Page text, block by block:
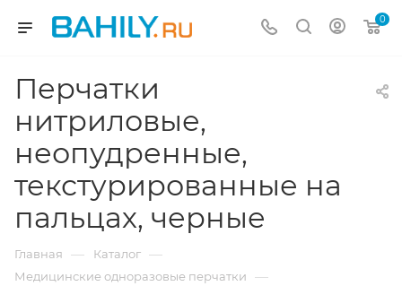
0
Перчатки
нитриловые,
неопудренные,
текстурированные на
пальцах, черные
Главная — Каталог —
Медицинские одноразовые перчатки —